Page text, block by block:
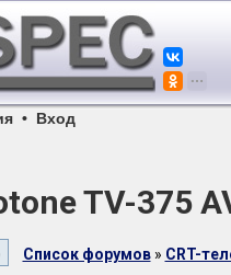
• Вход
TV-375
Список форумов» CRT-